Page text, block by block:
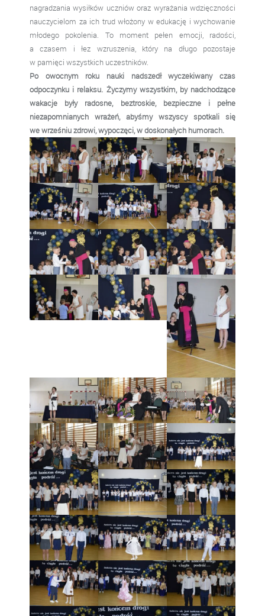
nagradzania wysiłków uczniów oraz wyrażania wdzięczności
nauczycielom za ich trud włożony w edukację i wychowanie
młodego pokolenia. To moment pełen emocji, radości,
a czasem i łez wzruszenia, który na długo pozostaje
w pamięci wszystkich uczestników.
Po owocnym roku nauki nadszedł wyczekiwany czas
odpoczynku i relaksu. Życzymy wszystkim, by nadchodzące
wakacje były radosne, beztroskie, bezpieczne i pełne
niezapomnianych wrażeń, abyśmy wszyscy spotkali się
we wrześniu zdrowi, wypoczęci, w doskonałych humorach.